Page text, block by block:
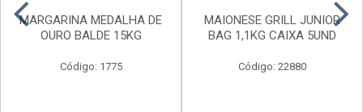
MARGARINA MEDALHA DE
OURO BALDE 15KG
Código: 1775
MAIONESE GRILL JUNIOR
BAG 1,1KG CAIXA 5UND
Código: 22880